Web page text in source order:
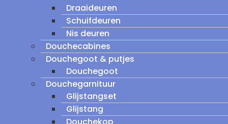
Draaideuren
Schuifdeuren
Nis deuren
Douchecabines
Douchegoot & putjes
Douchegoot
Douchegarnituur
Glijstangset
Glijstang
Douchekop